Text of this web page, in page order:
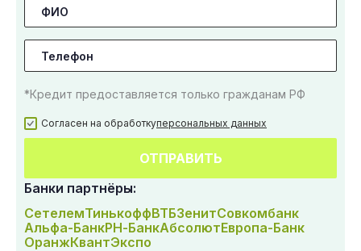
*Кредит предоставляется только гражданам РФ
Согласен на обработкуперсональных данных
ОТПРАВИТЬ
Банки партнёры:
СетелемТинькоффВТБЗенитСовкомбанк
Альфа-БанкРН-БанкАбсолютЕвропа-Банк
ОранжКвантЭкспо